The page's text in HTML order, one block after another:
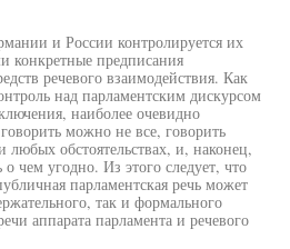
и России контролируется их
конкретные предписания
речевого взаимодействия. Как
над парламентским дискурсом
наиболее очевидно
можно не все, говорить
обстоятельствах, и, наконец,
чем угодно. Из этого следует, что
парламентская речь может
так и формального
аппарата парламента и речевого